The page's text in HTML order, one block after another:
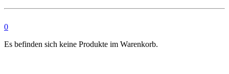
0
Es befinden sich keine Produkte im Warenkorb.